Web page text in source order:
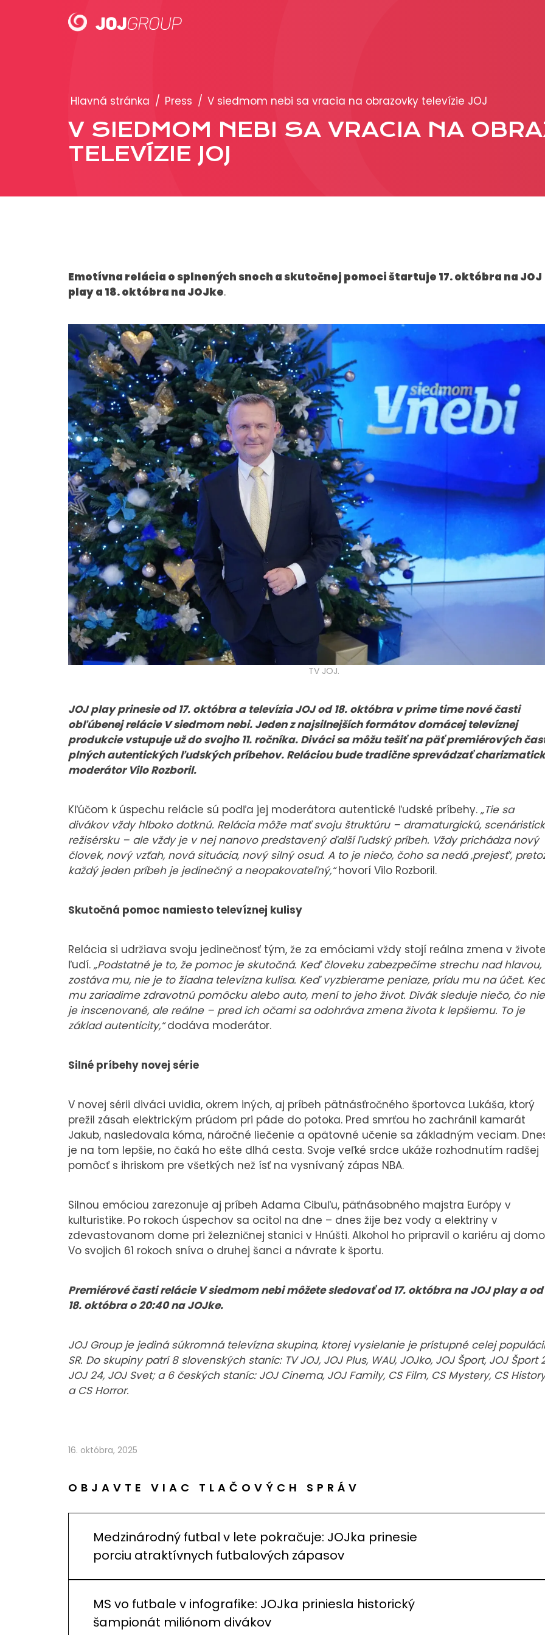
Produkty
formátoch
O NÁS
Tím
Kariéra
PRESS
Tlačové správy
B2B Rozhovory
VEREJNÉ
VYSIELANIE
Hlavná stránka / Press / V siedmom nebi sa vracia na obrazovky televízie JOJ
V SIEDMOM NEBI SA VRACIA NA
TELEVÍZIE JOJ
Emotívna relácia o splnených snoch a skutočnej pomoci štartuje 17. októbra na JOJ
play a 18. októbra na JOJke.
TV JOJ.
JOJ play prinesie od 17. októbra a televízia JOJ od 18. októbra v prime time nové časti
obľúbenej relácie V siedmom nebi. Jeden z najsilnejších formátov domácej televíznej
produkcie vstupuje už do svojho 11. ročníka. Diváci sa môžu tešiť na päť premiérových
plných autentických ľudských príbehov. Reláciou bude tradične sprevádzať
moderátor Vilo Rozboril.
Kľúčom k úspechu relácie sú podľa jej moderátora autentické ľudské príbehy. „Tie sa
divákov vždy hlboko dotknú. Relácia môže mať svoju štruktúru – dramaturgickú,
režisérsku – ale vždy je v nej nanovo predstavený ďalší ľudský príbeh. Vždy prichádza nový
človek, nový vzťah, nová situácia, nový silný osud. A to je niečo, čoho sa nedá ‚prejesť‘,
každý jeden príbeh je jedinečný a neopakovateľný,“hovorí Vilo Rozboril.
Skutočná pomoc namiesto televíznej kulisy
Relácia si udržiava svoju jedinečnosť tým, že za emóciami vždy stojí reálna zmena v
ľudí. „Podstatné je to, že pomoc je skutočná. Keď človeku zabezpečíme strechu nad hlavou,
zostáva mu, nie je to žiadna televízna kulisa. Keď vyzbierame peniaze, prídu mu na účet.
mu zariadime zdravotnú pomôcku alebo auto, mení to jeho život. Divák sleduje niečo, čo nie
je inscenované, ale reálne – pred ich očami sa odohráva zmena života k lepšiemu. To je
základ autenticity,“dodáva moderátor.
Silné príbehy novej série
V novej sérii diváci uvidia, okrem iných, aj príbeh pätnásťročného športovca Lukáša, ktorý
prežil zásah elektrickým prúdom pri páde do potoka. Pred smrťou ho zachránil kamarát
Jakub, nasledovala kóma, náročné liečenie a opätovné učenie sa základným veciam.
je na tom lepšie, no čaká ho ešte dlhá cesta. Svoje veľké srdce ukáže rozhodnutím radšej
pomôcť s ihriskom pre všetkých než ísť na vysnívaný zápas NBA.
Silnou emóciou zarezonuje aj príbeh Adama Cibuľu, päťnásobného majstra Európy v
kulturistike. Po rokoch úspechov sa ocitol na dne – dnes žije bez vody a elektriny v
zdevastovanom dome pri železničnej stanici v Hnúšti. Alkohol ho pripravil o kariéru aj
Vo svojich 61 rokoch sníva o druhej šanci a návrate k športu.
Premiérové časti relácie V siedmom nebi môžete sledovať od 17. októbra na JOJ play a od
18. októbra o 20:40 na JOJke.
JOJ Group je jediná súkromná televízna skupina, ktorej vysielanie je prístupné celej populácii
SR. Do skupiny patrí 8 slovenských staníc: TV JOJ, JOJ Plus, WAU, JOJko, JOJ Šport, JOJ Šport
JOJ 24, JOJ Svet; a 6 českých staníc: JOJ Cinema, JOJ Family, CS Film, CS Mystery, CS
a CS Horror.
16. októbra, 2025
OBJAVTE VIAC TLAČOVÝCH SPRÁV
Medzinárodný futbal v lete pokračuje: JOJka prinesie
porciu atraktívnych futbalových zápasov
MS vo futbale v infografike: JOJka priniesla historický
šampionát miliónom divákov